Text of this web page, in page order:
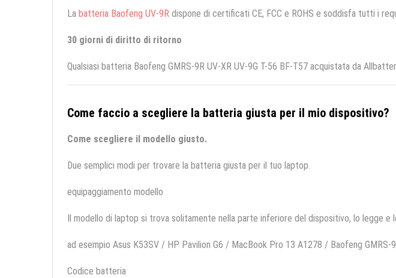
La batteria Baofeng UV-9R dispone di certificati CE, FCC e ROHS e soddisfa tutti i
30 giorni di diritto di ritorno
Qualsiasi batteria Baofeng GMRS-9R UV-XR UV-9G T-56 BF-T57 acquistata da
Come faccio a scegliere la batteria giusta per il mio dispositivo?
Come scegliere il modello giusto.
Due semplici modi per trovare la batteria giusta per il tuo laptop.
equipaggiamento modello
Il modello di laptop si trova solitamente nella parte inferiore del dispositivo, lo legge
ad esempio Asus K53SV / HP Pavilion G6 / MacBook Pro 13 A1278 / Baofeng GMRS-
Codice batteria